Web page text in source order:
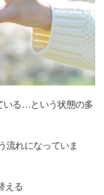
いる…という状態の多
れになっていま
える